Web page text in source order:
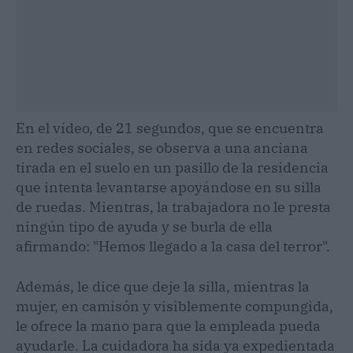
En el vídeo, de 21 segundos, que se encuentra
en redes sociales, se observa a una anciana
tirada en el suelo en un pasillo de la residencia
que intenta levantarse apoyándose en su silla
de ruedas. Mientras, la trabajadora no le presta
ningún tipo de ayuda y se burla de ella
afirmando: "Hemos llegado a la casa del terror".
Además, le dice que deje la silla, mientras la
mujer, en camisón y visiblemente compungida,
le ofrece la mano para que la empleada pueda
ayudarle. La cuidadora ha sida ya expedientada